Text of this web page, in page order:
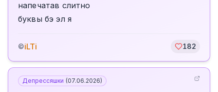
напечатав слитно
буквы бэ эл я
©iLTi 182
Депрессяшки (07.06.2026)